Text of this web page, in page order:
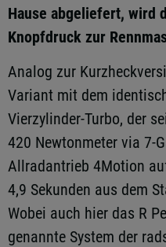
Hause abgeliefert, wird
Knopfdruck zur
Analog zur
Variant mit dem
Vierzylinder-Turbo, der
420 Newtonmeter via 7-
Allradantrieb 4Motion
4,9 Sekunden aus dem
Wobei auch hier das R
genannte System der